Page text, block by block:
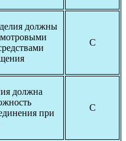
должны
С
должна
при
С